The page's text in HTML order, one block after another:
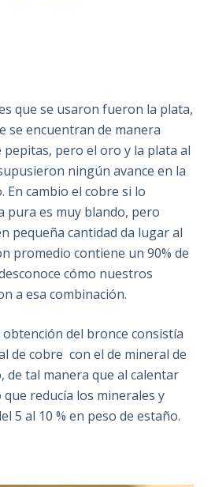
que se usaron fueron la plata,
se encuentran de manera
pero el oro y la plata al
ningún avance en la
En cambio el cobre si lo
pura es muy blando, pero
pequeña cantidad da lugar al
promedio contiene un 90% de
cómo nuestros
a esa combinación.
del bronce consistía
de cobre con el de mineral de
de tal manera que al calentar
reducía los minerales y
5 al 10 % en peso de estaño.